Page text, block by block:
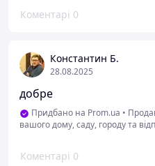
Коментарі 0
Константин Б.
28.08.2025
добре
Придбано на Prom.ua •
вашого дому, саду, городу та
Коментарі 0